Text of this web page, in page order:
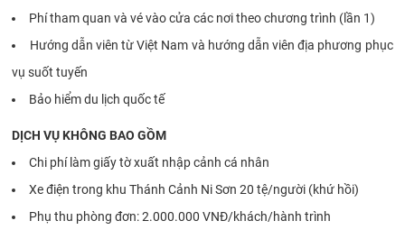
Phí tham quan và vé vào cửa các nơi theo chương trình (lần 1)
Hướng dẫn viên từ Việt Nam và hướng dẫn viên địa phương phục
vụ suốt tuyến
Bảo hiểm du lịch quốc tế
DỊCH VỤ KHÔNG BAO GỒM
Chi phí làm giấy tờ xuất nhập cảnh cá nhân
Xe điện trong khu Thánh Cảnh Ni Sơn 20 tệ/người (khứ hồi)
Phụ thu phòng đơn: 2.000.000 VNĐ/khách/hành trình